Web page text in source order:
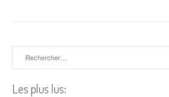
Les plus lus: